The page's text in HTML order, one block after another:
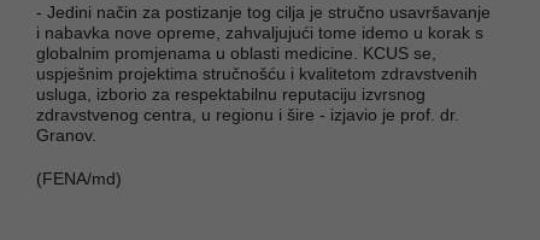
- Jedini način za postizanje tog cilja je stručno usavršavanje
i nabavka nove opreme, zahvaljujući tome idemo u korak s
globalnim promjenama u oblasti medicine. KCUS se,
uspješnim projektima stručnošću i kvalitetom zdravstvenih
usluga, izborio za respektabilnu reputaciju izvrsnog
zdravstvenog centra, u regionu i šire - izjavio je prof. dr.
Granov.
(FENA/md)